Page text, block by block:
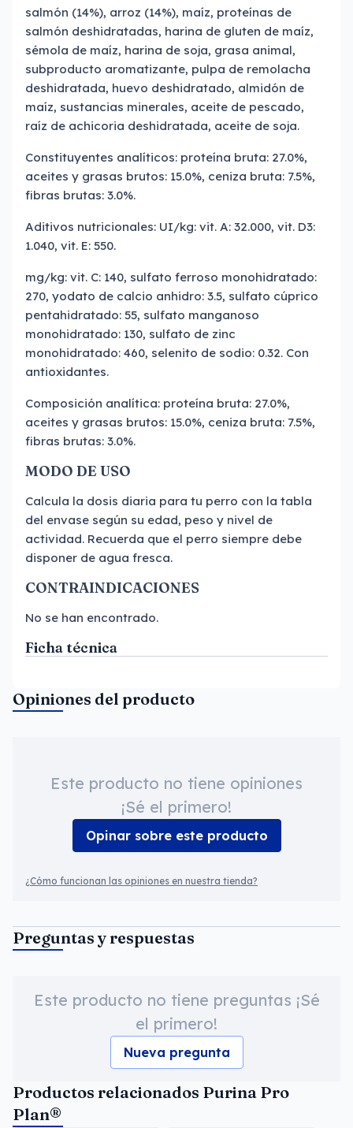
salmón (14%), arroz (14%), maíz, proteínas de
salmón deshidratadas, harina de gluten de maíz,
sémola de maíz, harina de soja, grasa animal,
subproducto aromatizante, pulpa de remolacha
deshidratada, huevo deshidratado, almidón de
maíz, sustancias minerales, aceite de pescado,
raíz de achicoria deshidratada, aceite de soja.
Constituyentes analíticos: proteína bruta: 27.0%,
aceites y grasas brutos: 15.0%, ceniza bruta: 7.5%,
fibras brutas: 3.0%.
Aditivos nutricionales: UI/kg: vit. A: 32.000, vit. D3:
1.040, vit. E: 550.
mg/kg: vit. C: 140, sulfato ferroso monohidratado:
270, yodato de calcio anhidro: 3.5, sulfato cúprico
pentahidratado: 55, sulfato manganoso
monohidratado: 130, sulfato de zinc
monohidratado: 460, selenito de sodio: 0.32. Con
antioxidantes.
Composición analítica: proteína bruta: 27.0%,
aceites y grasas brutos: 15.0%, ceniza bruta: 7.5%,
fibras brutas: 3.0%.
MODO DE USO
Calcula la dosis diaria para tu perro con la tabla
del envase según su edad, peso y nivel de
actividad. Recuerda que el perro siempre debe
disponer de agua fresca.
CONTRAINDICACIONES
No se han encontrado.
Ficha técnica
Opiniones del producto
Este producto no tiene opiniones
¡Sé el primero!
Opinar sobre este producto
¿Cómo funcionan las opiniones en nuestra tienda?
Preguntas y respuestas
Este producto no tiene preguntas ¡Sé
el primero!
Nueva pregunta
Productos relacionados Purina Pro
Plan®